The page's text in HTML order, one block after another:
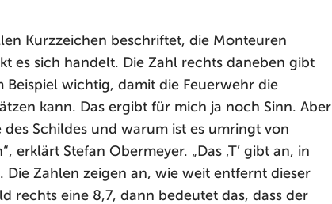
Kurzzeichen beschriftet, die Monteuren
es sich handelt. Die Zahl rechts daneben gibt
Beispiel wichtig, damit die Feuerwehr die
kann. Das ergibt für mich ja noch Sinn. Aber
Schildes und warum ist es umringt von
erklärt Stefan Obermeyer. „Das ‚T’ gibt an, in
Zahlen zeigen an, wie weit entfernt dieser
rechts eine 8,7, dann bedeutet das, dass der